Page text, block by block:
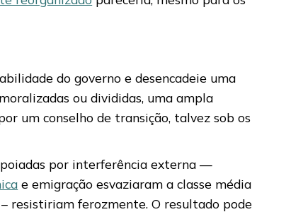
do governo e desencadeie uma
ou divididas, uma ampla
um conselho de transição, talvez sob os
por interferência externa —
e emigração esvaziaram a classe média
– resistiriam ferozmente. O resultado pode